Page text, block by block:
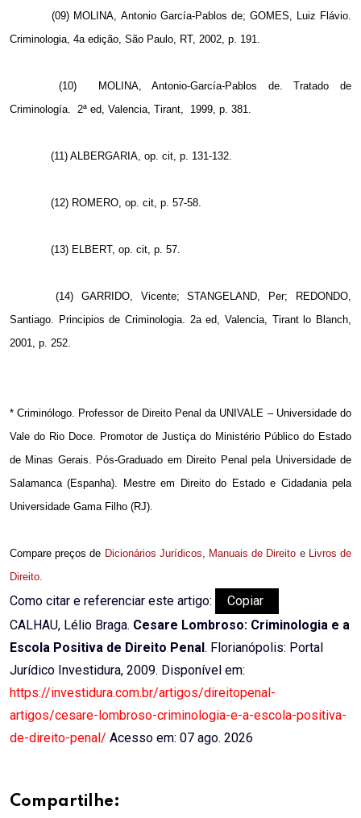
(09) MOLINA, Antonio García-Pablos de; GOMES, Luiz Flávio.
Criminologia, 4a edição, São Paulo, RT, 2002, p. 191.
(10)
MOLINA, Antonio-García-Pablos de. Tratado de
Criminología. 2ª ed, Valencia, Tirant, 1999, p. 381.
(11) ALBERGARIA, op. cit, p. 131-132.
(12) ROMERO, op. cit, p. 57-58.
(13) ELBERT, op. cit, p. 57.
(14) GARRIDO, Vicente; STANGELAND, Per; REDONDO,
Santiago. Principios de Criminologia. 2a ed, Valencia, Tirant lo Blanch,
2001, p. 252.
* Criminólogo. Professor de Direito Penal da UNIVALE – Universidade do
Vale do Rio Doce. Promotor de Justiça do Ministério Público do Estado
de Minas Gerais. Pós-Graduado em Direito Penal pela Universidade de
Salamanca (Espanha). Mestre em Direito do Estado e Cidadania pela
Universidade Gama Filho (RJ).
Compare preços de Dicionários Jurídicos, Manuais de Direito e Livros de
Direito.
Como citar e referenciar este artigo:
Copiar
CALHAU, Lélio Braga. Cesare Lombroso: Criminologia e a
Escola Positiva de Direito Penal. Florianópolis: Portal
Jurídico Investidura, 2009. Disponível em:
https://investidura.com.br/artigos/direitopenal-
artigos/cesare-lombroso-criminologia-e-a-escola-positiva-
de-direito-penal/ Acesso em: 07 ago. 2026
Compartilhe: